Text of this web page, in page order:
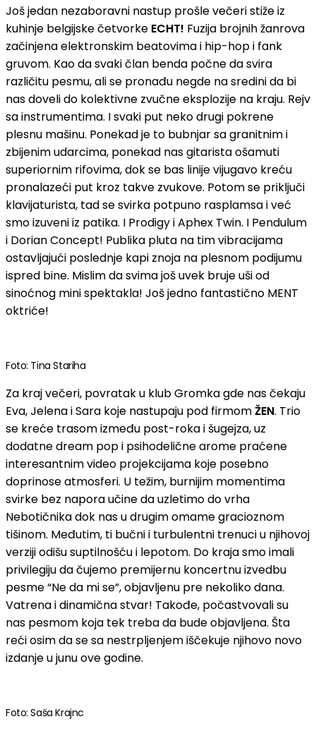
Još jedan nezaboravni nastup prošle večeri stiže iz
kuhinje belgijske četvorke ECHT! Fuzija brojnih žanrova
začinjena elektronskim beatovima i hip-hop i fank
gruvom. Kao da svaki član benda počne da svira
različitu pesmu, ali se pronađu negde na sredini da bi
nas doveli do kolektivne zvučne eksplozije na kraju. Rejv
sa instrumentima. I svaki put neko drugi pokrene
plesnu mašinu. Ponekad je to bubnjar sa granitnim i
zbijenim udarcima, ponekad nas gitarista ošamuti
superiornim rifovima, dok se bas linije vijugavo kreću
pronalazeći put kroz takve zvukove. Potom se priključi
klavijaturista, tad se svirka potpuno rasplamsa i već
smo izuveni iz patika. I Prodigy i Aphex Twin. I Pendulum
i Dorian Concept! Publika pluta na tim vibracijama
ostavljajući poslednje kapi znoja na plesnom podijumu
ispred bine. Mislim da svima još uvek bruje uši od
sinoćnog mini spektakla! Još jedno fantastično MENT
oktriće!
Foto: Tina Stariha
Za kraj večeri, povratak u klub Gromka gde nas čekaju
Eva, Jelena i Sara koje nastupaju pod firmomŽEN. Trio
se kreće trasom između post-roka i šugejza, uz
dodatne dream pop i psihodelične arome praćene
interesantnim video projekcijama koje posebno
doprinose atmosferi. U težim, burnijim momentima
svirke bez napora učine da uzletimo do vrha
Nebotičnika dok nas u drugim omame gracioznom
tišinom. Međutim, ti bučni i turbulentni trenuci u njihovoj
verziji odišu suptilnošću i lepotom. Do kraja smo imali
privilegiju da čujemo premijernu koncertnu izvedbu
pesme “Ne da mi se”, objavljenu pre nekoliko dana.
Vatrena i dinamična stvar! Takođe, počastvovali su
nas pesmom koja tek treba da bude objavljena. Šta
reći osim da se sa nestrpljenjem iščekuje njihovo novo
izdanje u junu ove godine.
Foto: Saša Krajnc